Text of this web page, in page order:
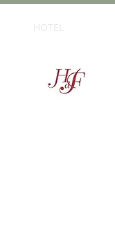
HOTEL